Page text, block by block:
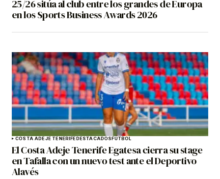
25/26 sitúa al club entre los grandes de Europa
en los Sports Business Awards 2026
COSTA ADEJE TENERIFEDESTACADOSFÚTBOL
El Costa Adeje Tenerife Egatesa cierra su stage
en Tafalla con un nuevo test ante el Deportivo
Alavés